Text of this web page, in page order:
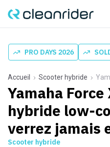
PRO DAYS 2026
Accueil Scooter hybride Yamaha
Yamaha Force
hybride low-
verrez jamais
Scooter hybride